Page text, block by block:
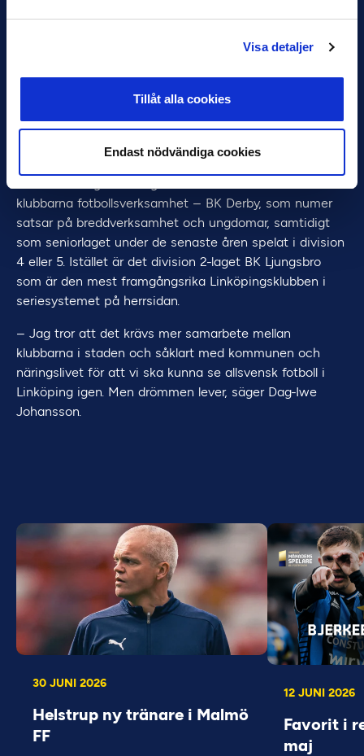
Visa detaljer
Tillåt alla cookies
Endast nödvändiga cookies
Efter nedflyttningen från Allsvenskan hade BK Derby
genomgick klubben flera förändringar. Ett försök att slå
ihop sig med IF Saab och bilda Linköpings FF 1981 var
ett djärvt drag för att skapa en starkare fotbollsklubb i
staden, men samarbetet blev kortlivat och upplöstes
klubbarna fotbollsverksamhet – BK Derby, som numer
satsar på breddverksamhet och ungdomar, samtidigt
som seniorlaget under de senaste åren spelat i division
4 eller 5. Istället är det division 2-laget BK Ljungsbro
som är den mest framgångsrika Linköpingsklubben i
seriesystemet på herrsidan.
– Jag tror att det krävs mer samarbete mellan
klubbarna i staden och såklart med kommunen och
näringslivet för att vi ska kunna se allsvensk fotboll i
Linköping igen. Men drömmen lever, säger Dag-Iwe
Johansson.
30 JUNI 2026
Helstrup ny tränare i Malmö
FF
12 JUNI 2026
Favorit i
maj